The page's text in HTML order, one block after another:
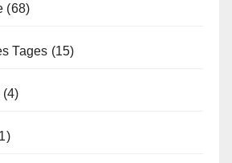
(68)
Tages (15)
(4)